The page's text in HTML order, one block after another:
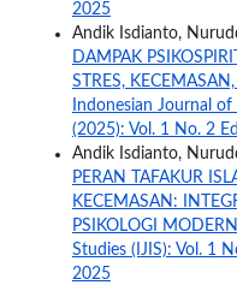
2025
Andik Isdianto,
DAMPAK
STRES,
Indonesian Journal
(2025): Vol. 1 No. 2
Andik Isdianto,
PERAN TAFAKUR
KECEMASAN:
PSIKOLOGI MODERN
Studies (IJIS): Vol. 1
2025